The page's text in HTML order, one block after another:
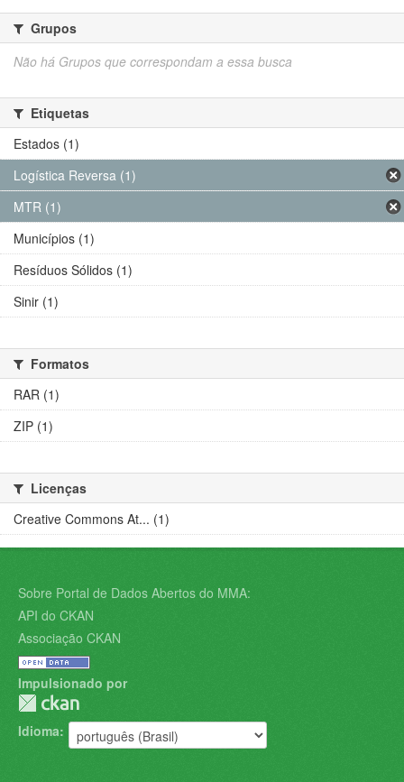
Grupos
Não há Grupos que correspondam a essa busca
Etiquetas
Estados (1)
Logística Reversa (1)
MTR (1)
Municípios (1)
Resíduos Sólidos (1)
Sinir (1)
Formatos
RAR (1)
ZIP (1)
Licenças
Creative Commons At... (1)
Sobre Portal de Dados Abertos do MMA:
API do CKAN
Associação CKAN
Impulsionado por
Idioma